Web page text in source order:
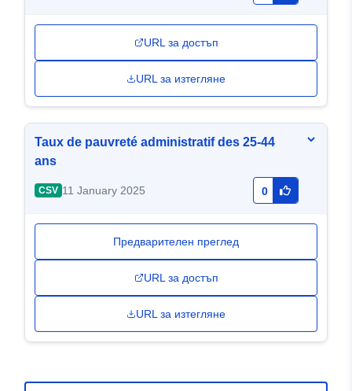
URL за достъп
URL за изтегляне
Taux de pauvreté administratif des 25-44
ans
CSV 11 January 2025 0
Предварителен преглед
URL за достъп
URL за изтегляне